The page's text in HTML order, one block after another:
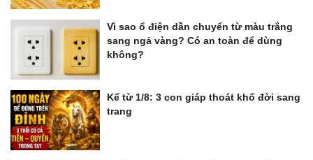
Vì sao ổ điện dần chuyển từ màu trắng
sang ngả vàng? Có an toàn để dùng
không?
Kể từ 1/8: 3 con giáp thoát khổ đời sang
trang